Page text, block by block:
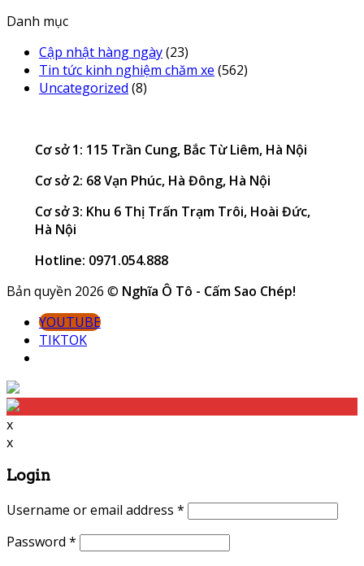
Danh mục
Cập nhật hàng ngày(23)
Tin tức kinh nghiệm chăm xe (562)
Uncategorized (8)
Cơ sở 1: 115 Trần Cung, Bắc Từ Liêm, Hà Nội
Cơ sở 2: 68 Vạn Phúc, Hà Đông, Hà Nội
Cơ sở 3: Khu 6 Thị Trấn Trạm Trôi, Hoài Đức,
Hà Nội
Hotline: 0971.054.888
Bản quyền 2026 © Nghĩa Ô Tô - Cấm Sao Chép!
YOUTUBE
TIKTOK
x
x
Login
Username or email address *
Password *